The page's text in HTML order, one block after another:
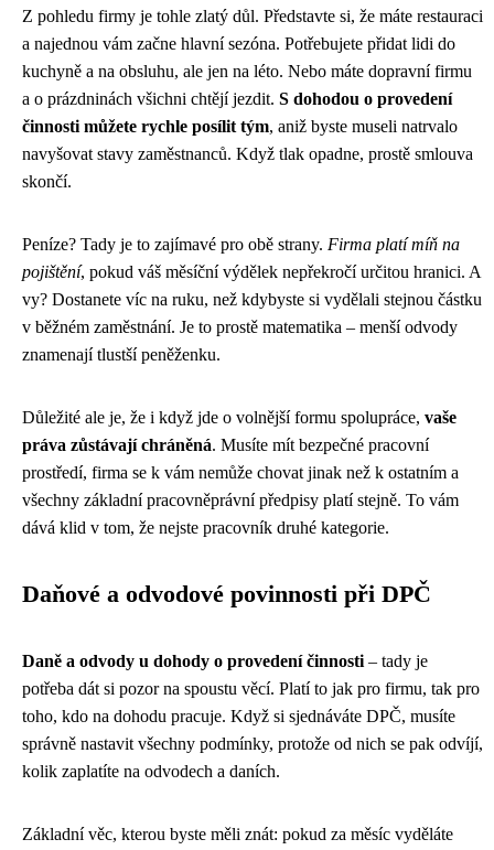
Z pohledu firmy je tohle zlatý důl. Představte si, že máte restauraci
a najednou vám začne hlavní sezóna. Potřebujete přidat lidi do
kuchyně a na obsluhu, ale jen na léto. Nebo máte dopravní firmu
a o prázdninách všichni chtějí jezdit. S dohodou o provedení
činnosti můžete rychle posílit tým, aniž byste museli natrvalo
navyšovat stavy zaměstnanců. Když tlak opadne, prostě smlouva
skončí.
Peníze? Tady je to zajímavé pro obě strany. Firma platí míň na
pojištění, pokud váš měsíční výdělek nepřekročí určitou hranici. A
vy? Dostanete víc na ruku, než kdybyste si vydělali stejnou částku
v běžném zaměstnání. Je to prostě matematika – menší odvody
znamenají tlustší peněženku.
Důležité ale je, že i když jde o volnější formu spolupráce, vaše
práva zůstávají chráněná. Musíte mít bezpečné pracovní
prostředí, firma se k vám nemůže chovat jinak než k ostatním a
všechny základní pracovněprávní předpisy platí stejně. To vám
dává klid v tom, že nejste pracovník druhé kategorie.
Daňové a odvodové povinnosti při DPČ
Daně a odvody u dohody o provedení činnosti – tady je
potřeba dát si pozor na spoustu věcí. Platí to jak pro firmu, tak pro
toho, kdo na dohodu pracuje. Když si sjednáváte DPČ, musíte
správně nastavit všechny podmínky, protože od nich se pak odvíjí,
kolik zaplatíte na odvodech a daních.
Základní věc, kterou byste měli znát: pokud za měsíc vyděláte